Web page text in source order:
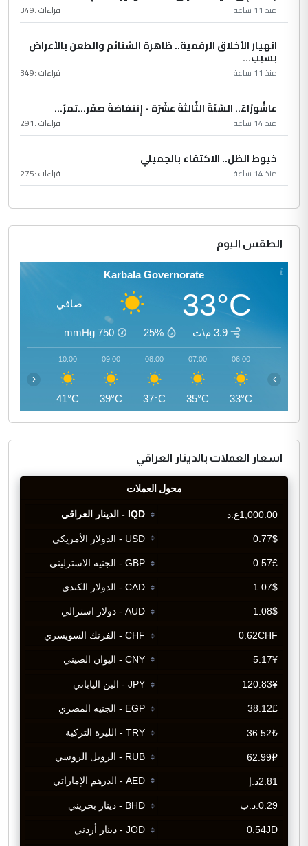
منذ 11 ساعة قراءات :349
انهيار الأخلاق الرقمية.. ظاهرة الشتائم والطعن بالأعراض
بسبب...
منذ 11 ساعة قراءات :349
عاشُورْاءُ.. السّنَةُ الثّالثةَ عشَرَة - إِنتفاضةُ صفَر…تمرّ...
منذ 14 ساعة قراءات :291
خيوط الظل.. الاكتفاء بالجميلي
منذ 14 ساعة قراءات :275
الطقس اليوم
Karbala Governorate
33°C صافي
3.9 م\ث 25%
750
mmHg
06:00
33°C
07:00
35°C
08:00
37°C
09:00
39°C
10:00
41°C
‹ ›
اسعار العملات بالدينار العراقي